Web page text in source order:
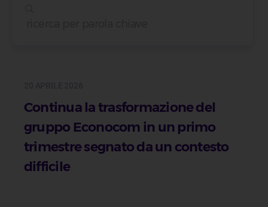
Continua la trasformazione del
gruppo Econocom in un primo
trimestre segnato da un contesto
difficile